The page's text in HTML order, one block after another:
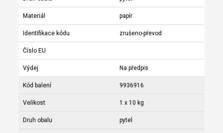
Materiál papír
Identifikace kódu zrušeno-převod
Číslo EU
Výdej Na předpis
Kód balení 9936916
Velikost 1 x 10 kg
Druh obalu pytel